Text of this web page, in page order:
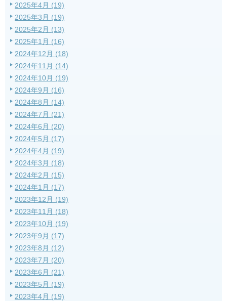
2025年4月 (19)
2025年3月 (19)
2025年2月 (13)
2025年1月 (16)
2024年12月 (18)
2024年11月 (14)
2024年10月 (19)
2024年9月 (16)
2024年8月 (14)
2024年7月 (21)
2024年6月 (20)
2024年5月 (17)
2024年4月 (19)
2024年3月 (18)
2024年2月 (15)
2024年1月 (17)
2023年12月 (19)
2023年11月 (18)
2023年10月 (19)
2023年9月 (17)
2023年8月 (12)
2023年7月 (20)
2023年6月 (21)
2023年5月 (19)
2023年4月 (19)